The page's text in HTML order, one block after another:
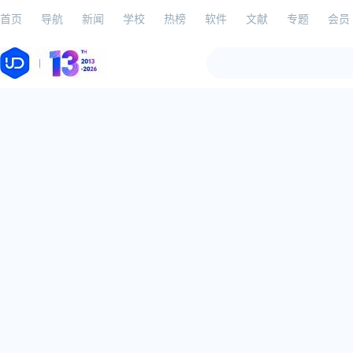
首页 导航 新闻 学校 热榜 软件 文献 专题 会员